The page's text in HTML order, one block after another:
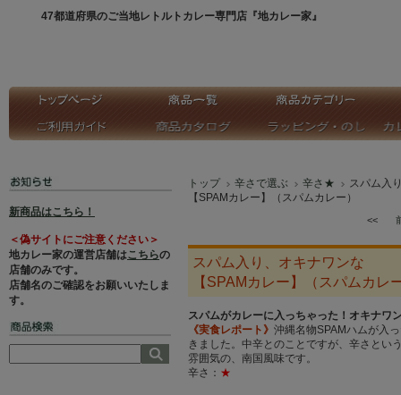
47都道府県のご当地レトルトカレー専門店『地カレー家』
新商品はこちら！
＜偽サイトにご注意ください＞
地カレー家の運営店舗はこちらの
店舗のみです。
店舗名のご確認をお願いいたしま
す。
トップ 辛さで選ぶ 辛さ★
スパム入
【SPAMカレー】（スパムカレー）
<<
スパム入り、オキナワンな
【SPAMカレー】（スパムカレ
スパムがカレーに入っちゃった！オキナワ
《実食レポート》 沖縄名物SPAMハムが入
きました。中辛とのことですが、辛さとい
雰囲気の、南国風味です。
辛さ： ★